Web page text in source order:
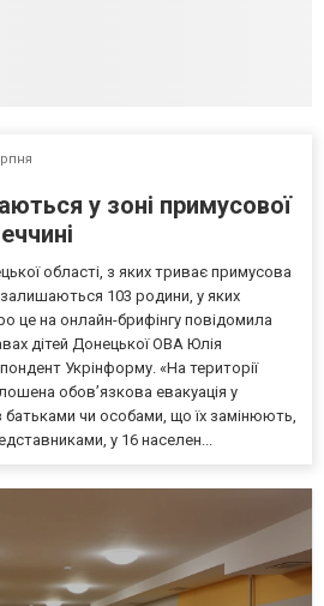
у зоні примусової
області, з яких триває примусова
залишаються 103 родини, у яких
це на онлайн-брифінгу повідомила
дітей Донецької ОВА Юлія
Укрінформу. «На території
обов’язкова евакуація у
батьками чи особами, що їх замінюють,
у 16 населен...